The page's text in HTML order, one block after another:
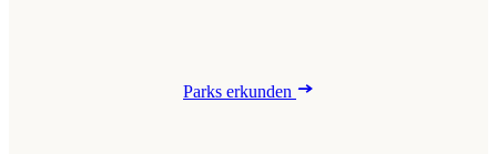
Parks erkunden